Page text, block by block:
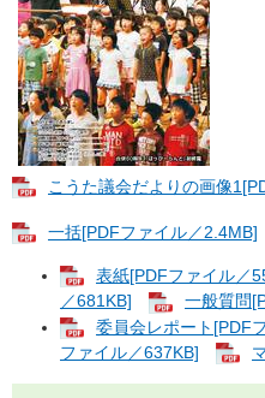
こうた議会だよりの画像
一括[PDFファイル／2.4MB]
表紙[PDFファイル／
／681KB]
一般質問
委員会レポート[PDF
ファイル／637KB]